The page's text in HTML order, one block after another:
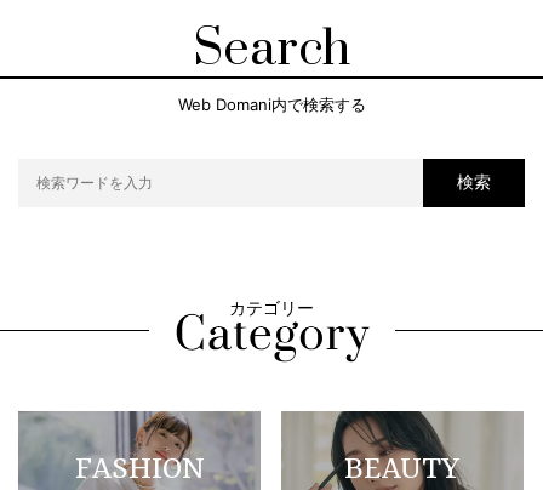
Search
Web Domani内で検索する
検索
カテゴリー
FASHION BEAUTY